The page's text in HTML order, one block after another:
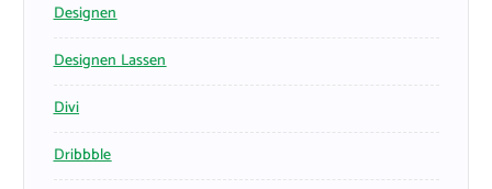
Designen
Designen Lassen
Divi
Dribbble